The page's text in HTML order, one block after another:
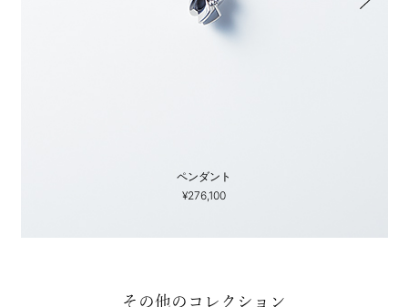
ペンダント
¥276,100
その他のコレクション